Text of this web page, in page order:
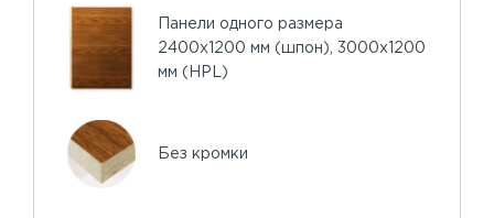
Панели одного размера
2400х1200 мм (шпон), 3000х1200
мм (HPL)
Без кромки